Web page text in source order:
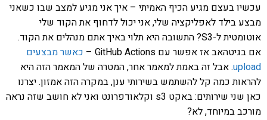
עכשיו בעצם מגיע הכיף האמיתי – איך אני מגיע למצב שבו כשאני
מבצע בילד לאפליקציה שלי, אני יכול לדחוף את הקוד שלי
אוטומטית ל-S3? התשובה היא תלוי באיך אתם מנהלים את הקוד.
אם בגיטהאב אז אפשר עם GitHub Actions –
כאשר מבצעים
upload. אבל זה באמת למאמר אחר, המטרה של המאמר הזה היא
להראות כמה קל להשתמש בשירותי ענן, במקרה הזה אמזון. יצרנו
כאן שני שירותים: באקט s3 וקלאודפרונט ואני לא חושב שזה נראה
מורכב במיוחד, לא?